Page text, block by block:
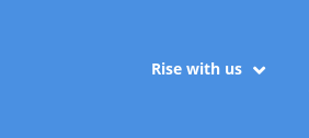
Rise with us